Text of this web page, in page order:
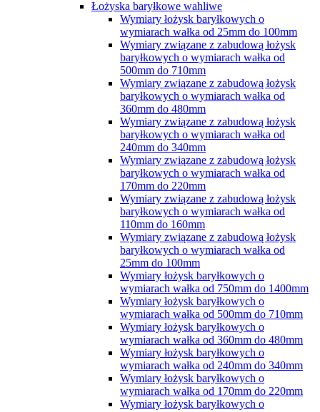
Łożyska baryłkowe wahliwe
Wymiary łożysk baryłkowych o
wymiarach wałka od 25mm do 100mm
Wymiary związane z zabudową łożysk
baryłkowych o wymiarach wałka od
500mm do 710mm
Wymiary związane z zabudową łożysk
baryłkowych o wymiarach wałka od
360mm do 480mm
Wymiary związane z zabudową łożysk
baryłkowych o wymiarach wałka od
240mm do 340mm
Wymiary związane z zabudową łożysk
baryłkowych o wymiarach wałka od
170mm do 220mm
Wymiary związane z zabudową łożysk
baryłkowych o wymiarach wałka od
110mm do 160mm
Wymiary związane z zabudową łożysk
baryłkowych o wymiarach wałka od
25mm do 100mm
Wymiary łożysk baryłkowych o
wymiarach wałka od 750mm do 1400mm
Wymiary łożysk baryłkowych o
wymiarach wałka od 500mm do 710mm
Wymiary łożysk baryłkowych o
wymiarach wałka od 360mm do 480mm
Wymiary łożysk baryłkowych o
wymiarach wałka od 240mm do 340mm
Wymiary łożysk baryłkowych o
wymiarach wałka od 170mm do 220mm
Wymiary łożysk baryłkowych o